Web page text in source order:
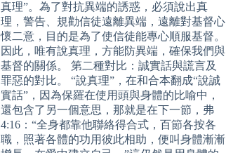
真理”。為了對抗異端的誘惑，必須說出真
理，警告、規勸信徒遠離異端，遠離對基督心
懷二意，目的是為了使信徒能專心順服基督。
因此，唯有說真理，方能防異端，確保我們與
基督的關係。 第二種對比：誠實話與謊言及
罪惡的對比。 “說真理”，在和合本翻成“說誠
實話”，因為保羅在使用頭與身體的比喻中，
還包含了另一個意思，那就是在下一節，弗
4:16：“全身都靠他聯絡得合式，百節各按各
職，照著各體的功用彼此相助，便叫身體漸漸